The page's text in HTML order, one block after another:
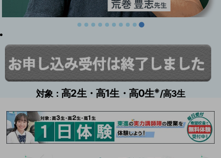
対象： 高2生・高1生・高0生※/高3生